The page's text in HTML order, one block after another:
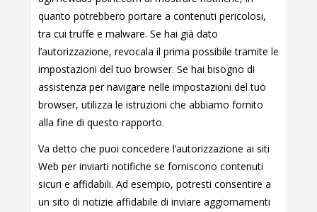
quanto potrebbero portare a contenuti pericolosi,
tra cui truffe e malware. Se hai già dato
l’autorizzazione, revocala il prima possibile tramite le
impostazioni del tuo browser. Se hai bisogno di
assistenza per navigare nelle impostazioni del tuo
browser, utilizza le istruzioni che abbiamo fornito
alla fine di questo rapporto.
Va detto che puoi concedere l’autorizzazione ai siti
Web per inviarti notifiche se forniscono contenuti
sicuri e affidabili. Ad esempio, potresti consentire a
un sito di notizie affidabile di inviare aggiornamenti